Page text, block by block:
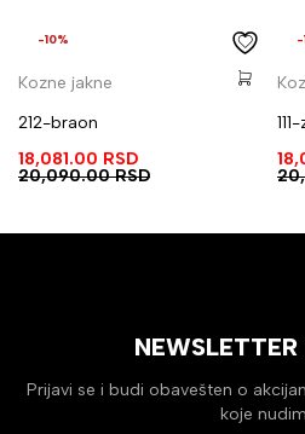
-10%
Kozne jakne
212-braon
20,090.00RSD
18,081.00 RSD
-
Prijavi se i budi obavešten o
koje